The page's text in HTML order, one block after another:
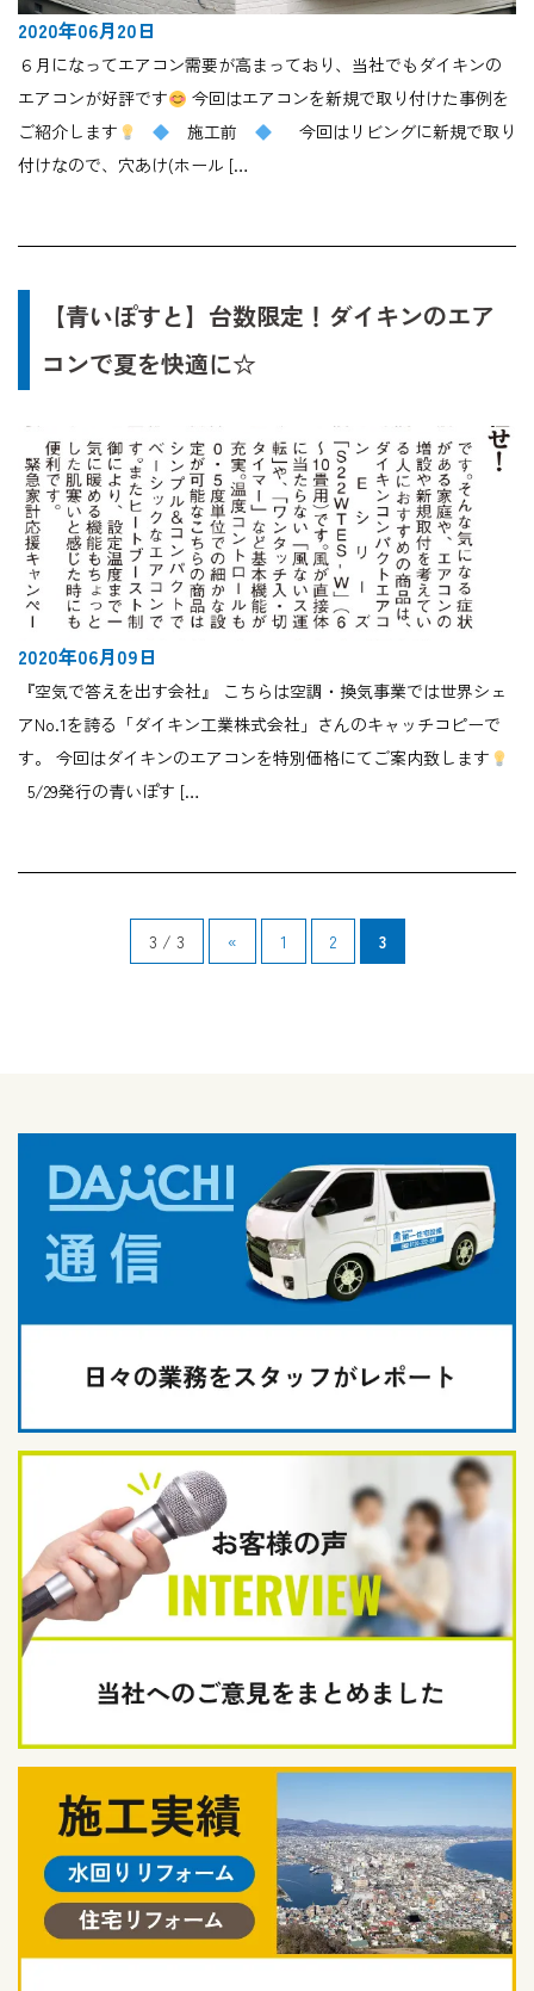
2020年06月20日
６月になってエアコン需要が高まっており、当社でもダイキンの
エアコンが好評です
今回はエアコンを新規で取り付けた事例を
ご紹介します
施工前
今回はリビングに新規で取り
付けなので、穴あけ(ホール […
【青いぽすと】台数限定！ダイキンのエア
コンで夏を快適に☆
2020年06月09日
『空気で答えを出す会社』 こちらは空調・換気事業では世界シェ
アNo.1を誇る「ダイキン工業株式会社」さんのキャッチコピーで
す。 今回はダイキンのエアコンを特別価格にてご案内致します
5/29発行の青いぽす […
3 / 3 « 1 2 3